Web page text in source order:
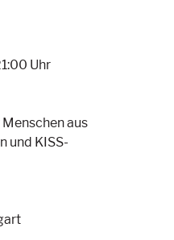
Uhr
aus
und KISS-